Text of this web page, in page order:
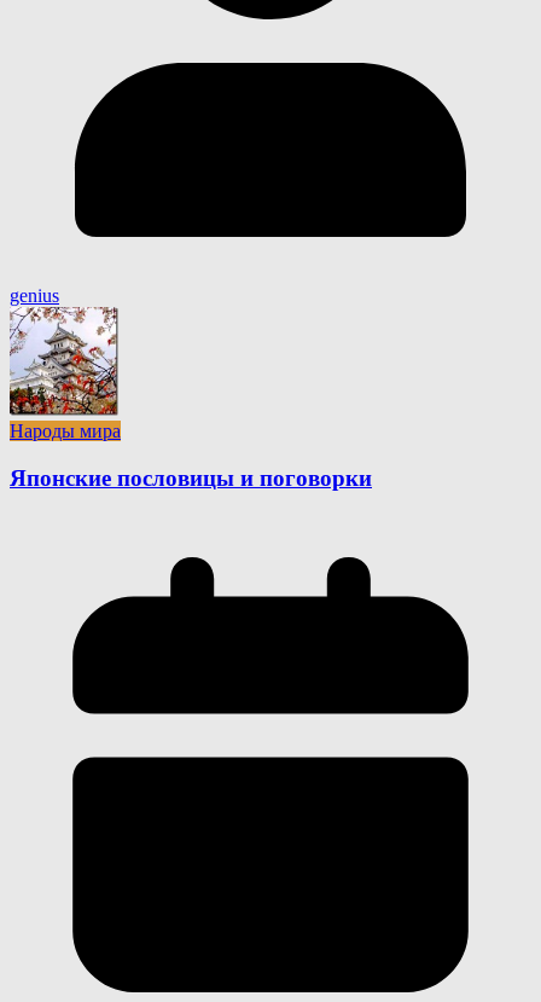
genius
Народы мира
Японские пословицы и поговорки